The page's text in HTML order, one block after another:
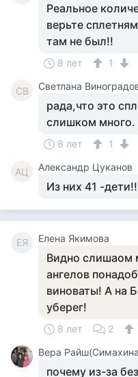
Реальное
верьте
там не был!!
8 лет 1
СВ Светлана
рада,что это
слишком много.
8 лет 1
АЦ Александр Цуканов
Из них 41 -
ЕЯ Елена Якимова
Видно слишаом
ангелов
виноваты! А на
уберег!
8 лет 2
Вера
почему из-за